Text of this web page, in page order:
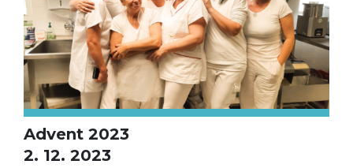
Advent 2023
2. 12. 2023